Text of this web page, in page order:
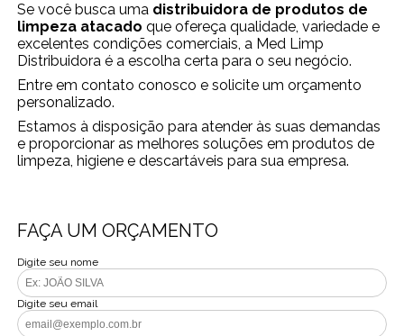
Se você busca uma distribuidora de produtos de
limpeza atacado que ofereça qualidade, variedade e
excelentes condições comerciais, a Med Limp
Distribuidora é a escolha certa para o seu negócio.
Entre em contato conosco e solicite um orçamento
personalizado.
Estamos à disposição para atender às suas demandas
e proporcionar as melhores soluções em produtos de
limpeza, higiene e descartáveis para sua empresa.
FAÇA UM ORÇAMENTO
Digite seu nome
Digite seu email